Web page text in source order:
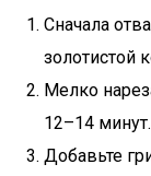
Сначала
золотистой
Мелко
12–14 минут.
Добавьте